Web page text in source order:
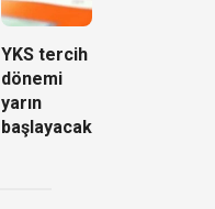
YKS tercih
dönemi
yarın
başlayacak